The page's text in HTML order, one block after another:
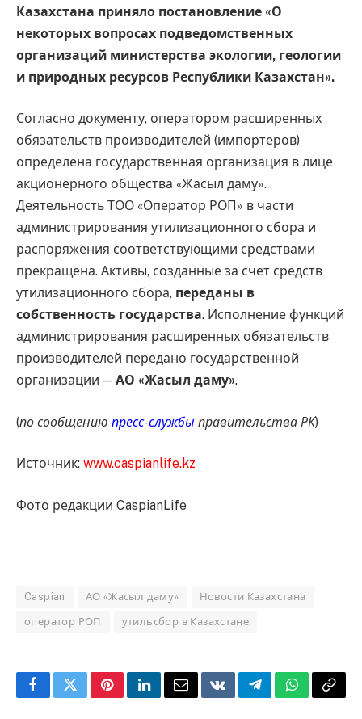
Казахстана приняло постановление «О
некоторых вопросах подведомственных
организаций министерства экологии, геологии
и природных ресурсов Республики Казахстан».
Согласно документу, оператором расширенных
обязательств производителей (импортеров)
определена государственная организация в лице
акционерного общества «Жасыл даму».
Деятельность ТОО «Оператор РОП» в части
администрирования утилизационного сбора и
распоряжения соответствующими средствами
прекращена. Активы, созданные за счет средств
утилизационного сбора, переданы в
собственность государства. Исполнение функций
администрирования расширенных обязательств
производителей передано государственной
организации — АО «Жасыл даму».
(по сообщению пресс-службы правительства РК)
Источник: www.caspianlife.kz
Фото редакции CaspianLife
Caspian АО «Жасыл даму» Новости Казахстана
оператор РОП утильсбор в Казахстане
FacebookTwitterPinterestLinkedInEmailVKontakteTelegramWhatsApp
Copy